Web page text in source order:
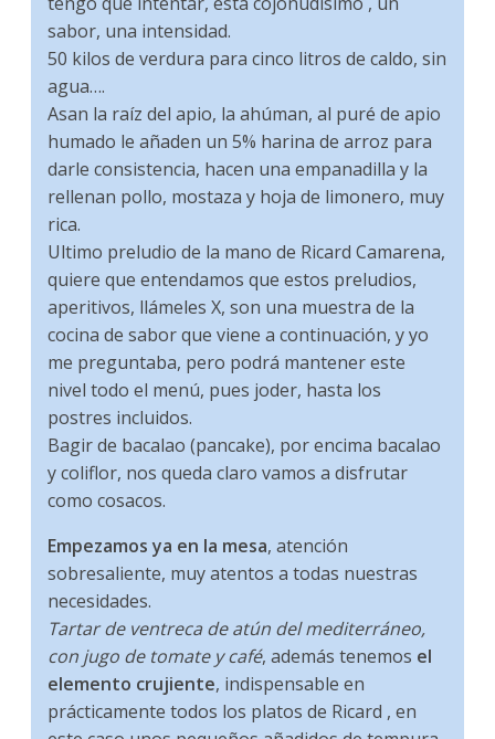
sabor, una intensidad.
50 kilos de verdura para cinco litros de caldo, sin
agua….
Asan la raíz del apio, la ahúman, al puré de apio
humado le añaden un 5% harina de arroz para
darle consistencia, hacen una empanadilla y la
rellenan pollo, mostaza y hoja de limonero, muy
rica.
Ultimo preludio de la mano de Ricard Camarena,
quiere que entendamos que estos preludios,
aperitivos, llámeles X, son una muestra de la
cocina de sabor que viene a continuación, y yo
me preguntaba, pero podrá mantener este
nivel todo el menú, pues joder, hasta los
postres incluidos.
Bagir de bacalao (pancake), por encima bacalao
y coliflor, nos queda claro vamos a disfrutar
como cosacos.
Empezamos ya en la mesa, atención
sobresaliente, muy atentos a todas nuestras
necesidades.
Tartar de ventreca de atún del mediterráneo,
con jugo de tomate y café, además tenemos el
elemento crujiente, indispensable en
prácticamente todos los platos de Ricard , en